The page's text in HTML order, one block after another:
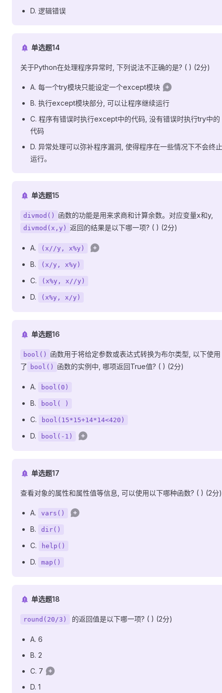
D. 逻辑错误
单选题14
关于Python在处理程序异常时, 下列说法不正确的是? ( ) (2分)
A. 每一个try模块只能设定一个except模块
B. 执行except模块部分, 可以让程序继续运行
C. 程序有错误时执行except中的代码, 没有错误时执行try中的
代码
D. 异常处理可以弥补程序漏洞, 使得程序在一些情况下不会终止
运行。
单选题15
divmod() 函数的功能是用来求商和计算余数。对应变量x和y,
divmod(x,y) 返回的结果是以下哪一项? ( ) (2分)
A. (x//y, x%y)
B. (x/y, x%y)
C. (x%y, x//y)
D. (x%y, x/y)
单选题16
bool()
函数用于将给定参数或表达式转换为布尔类型, 以下使用
了 bool() 函数的实例中, 哪项返回True值? ( ) (2分)
A. bool(0)
B. bool( )
C. bool(15*15+14*14<420)
D. bool(-1)
单选题17
查看对象的属性和属性值等信息, 可以使用以下哪种函数? ( ) (2分)
A. vars()
B. dir()
C. help()
D. map()
单选题18
round(20/3) 的返回值是以下哪一项? ( ) (2分)
A. 6
B. 2
C. 7
D. 1